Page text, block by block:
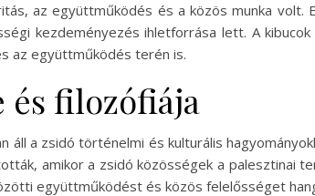
az együttműködés és a közös munka
kezdeményezés ihletforrása lett. A
az együttműködés terén is.
filozófiája
áll a zsidó történelmi és kulturális
amikor a zsidó közösségek a palesztinai
együttműködést és közös felelősséget